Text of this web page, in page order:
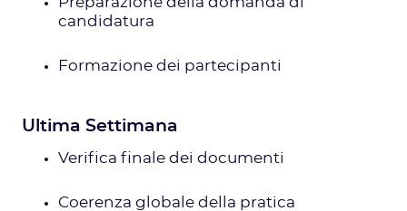
candidatura
Formazione dei partecipanti
Ultima Settimana
Verifica finale dei documenti
Coerenza globale della pratica